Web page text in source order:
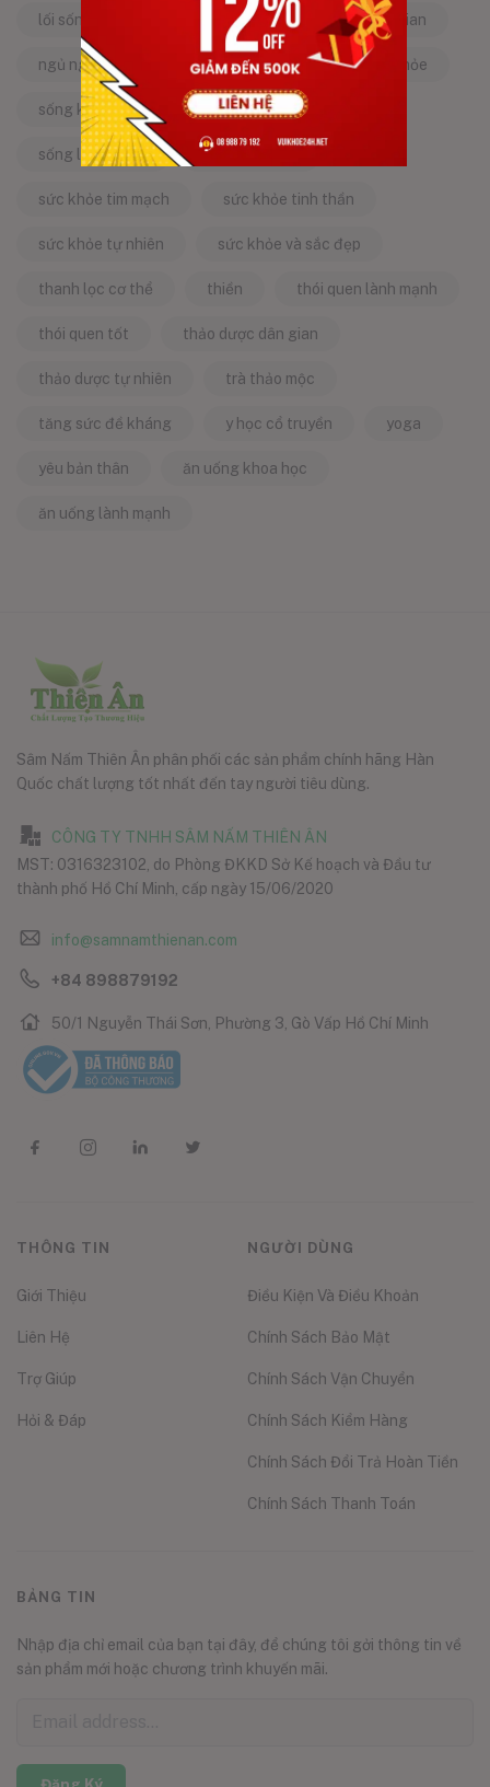
lối sống lành mạnh mật ong mẹo dân gian
ngủ ngon năng lượng tích cực sống khỏe
sống khỏe mỗi ngày sống khỏe đẹp
sống lành mạnh sống tích cực
sức khỏe tim mạch sức khỏe tinh thần
sức khỏe tự nhiên sức khỏe và sắc đẹp
thanh lọc cơ thể thiền thói quen lành mạnh
thói quen tốt thảo dược dân gian
thảo dược tự nhiên trà thảo mộc
tăng sức đề kháng y học cổ truyền yoga
yêu bản thân ăn uống khoa học
ăn uống lành mạnh
Sâm Nấm Thiên Ân phân phối các sản phẩm chính hãng Hàn
Quốc chất lượng tốt nhất đến tay người tiêu dùng.
CÔNG TY TNHH SÂM NẤM THIÊN ÂN
MST: 0316323102, do Phòng ĐKKD Sở Kế hoạch và Đầu tư
thành phố Hồ Chí Minh, cấp ngày 15/06/2020
info@samnamthienan.com
+84 898879192
50/1 Nguyễn Thái Sơn, Phường 3, Gò Vấp Hồ Chí Minh
THÔNG TIN
Giới Thiệu
Liên Hệ
Trợ Giúp
Hỏi & Đáp
NGƯỜI DÙNG
Điều Kiện Và Điều Khoản
Chính Sách Bảo Mật
Chính Sách Vận Chuyển
Chính Sách Kiểm Hàng
Chính Sách Đổi Trả Hoàn Tiền
Chính Sách Thanh Toán
BẢNG TIN
Nhập địa chỉ email của bạn tại đây, để chúng tôi gởi thông tin về
sản phẩm mới hoặc chương trình khuyến mãi.